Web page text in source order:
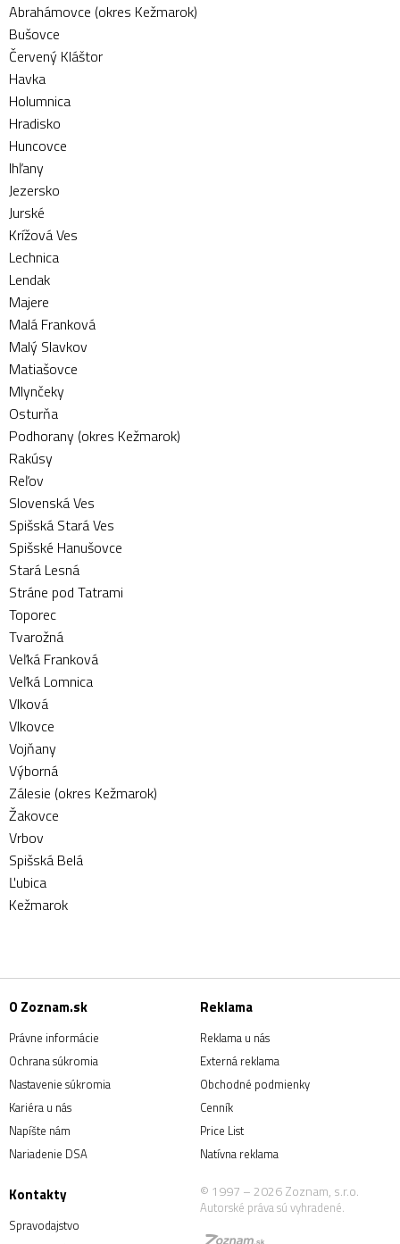
Abrahámovce (okres Kežmarok)
Bušovce
Červený Kláštor
Havka
Holumnica
Hradisko
Huncovce
Ihľany
Jezersko
Jurské
Krížová Ves
Lechnica
Lendak
Majere
Malá Franková
Malý Slavkov
Matiašovce
Mlynčeky
Osturňa
Podhorany (okres Kežmarok)
Rakúsy
Reľov
Slovenská Ves
Spišská Stará Ves
Spišské Hanušovce
Stará Lesná
Stráne pod Tatrami
Toporec
Tvarožná
Veľká Franková
Veľká Lomnica
Vlková
Vlkovce
Vojňany
Výborná
Zálesie (okres Kežmarok)
Žakovce
Vrbov
Spišská Belá
Ľubica
Kežmarok
O Zoznam.sk
Právne informácie
Ochrana súkromia
Nastavenie súkromia
Kariéra u nás
Napíšte nám
Nariadenie DSA
Reklama
Reklama u nás
Externá reklama
Obchodné podmienky
Cenník
Price List
Natívna reklama
Kontakty
Spravodajstvo
© 1997 – 2026 Zoznam, s.r.o.
Autorské práva sú vyhradené.